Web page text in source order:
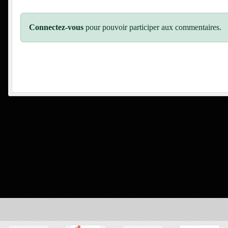
Connectez-vous pour pouvoir participer aux commentaires.